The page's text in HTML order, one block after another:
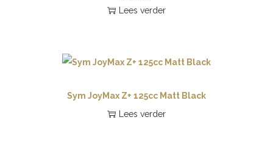
Lees verder
Sym JoyMax Z+ 125cc Matt Black
Lees verder